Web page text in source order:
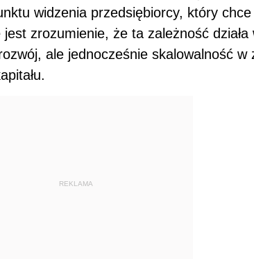
widzenia przedsiębiorcy, który
zrozumienie, że ta zależność działa
ale jednocześnie skalowalność w
REKLAMA